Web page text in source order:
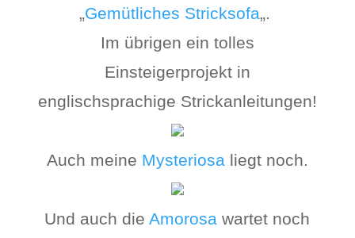
„Gemütliches Stricksofa„.
Im übrigen ein tolles
Einsteigerprojekt in
englischsprachige Strickanleitungen!
Auch meine Mysteriosa liegt noch.
Und auch dieAmorosawartet noch